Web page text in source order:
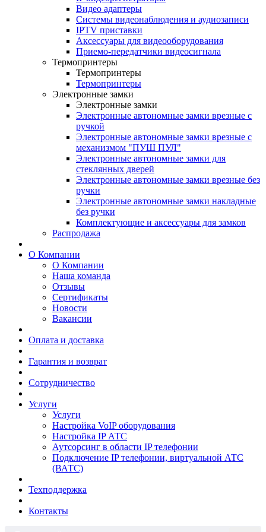
Видео адаптеры
Системы видеонаблюдения и аудиозаписи
IPTV приставки
Аксессуары для видеооборудования
Приемо-передатчики видеосигнала
Термопринтеры
Термопринтеры
Термопринтеры
Электронные замки
Электронные замки
Электронные автономные замки врезные с
ручкой
Электронные автономные замки врезные с
механизмом "ПУШ ПУЛ"
Электронные автономные замки для
стеклянных дверей
Электронные автономные замки врезные без
ручки
Электронные автономные замки накладные
без ручки
Комплектующие и аксессуары для замков
Распродажа
О Компании
О Компании
Наша команда
Отзывы
Сертификаты
Новости
Вакансии
Оплата и доставка
Гарантия и возврат
Сотрудничество
Услуги
Услуги
Настройка VoIP оборудования
Настройка IP АТС
Аутсорсинг в области IP телефонии
Подключение IP телефонии, виртуальной АТС
(ВАТС)
Техподдержка
Контакты